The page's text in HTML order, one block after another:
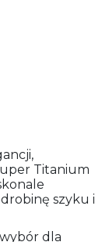
Titanium
szyku i
dla